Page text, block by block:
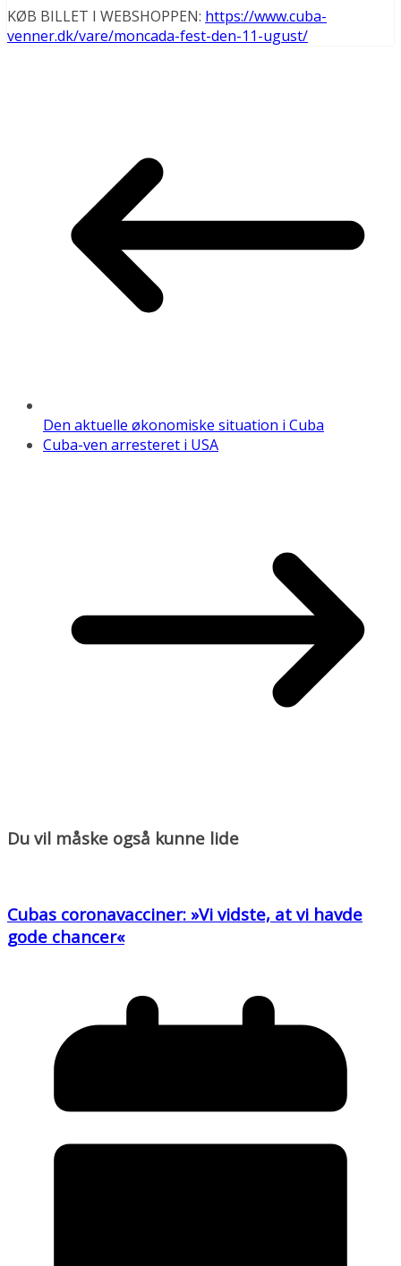
KØB BILLET I WEBSHOPPEN: https://www.cuba-
venner.dk/vare/moncada-fest-den-11-ugust/
Den aktuelle økonomiske situation i Cuba
Cuba-ven arresteret i USA
Du vil måske også kunne lide
Cubas coronavacciner: »Vi vidste, at vi havde
gode chancer«